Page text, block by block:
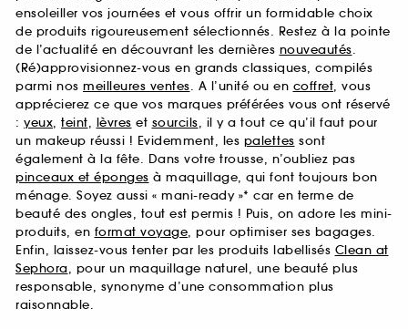
ensoleiller vos journées et vous offrir un formidable choix
de produits rigoureusement sélectionnés. Restez à la pointe
de l’actualité en découvrant les dernières nouveautés.
(Ré)approvisionnez-vous en grands classiques, compilés
parmi nos meilleures ventes. A l’unité ou en coffret, vous
apprécierez ce que vos marques préférées vous ont réservé
: yeux, teint, lèvres et sourcils, il y a tout ce qu’il faut pour
un makeup réussi ! Evidemment, les palettes sont
également à la fête. Dans votre trousse, n’oubliez pas
pinceaux et éponges à maquillage, qui font toujours bon
ménage. Soyez aussi « mani-ready »* car en terme de
beauté des ongles, tout est permis ! Puis, on adore les mini-
produits, en format voyage, pour optimiser ses bagages.
Enfin, laissez-vous tenter par les produits labellisés Clean at
Sephora, pour un maquillage naturel, une beauté plus
responsable, synonyme d’une consommation plus
raisonnable.